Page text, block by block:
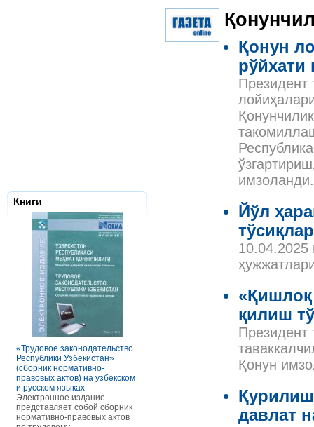
Книги
«Трудовое законодательство
Республики Узбекистан»
(сборник нормативно-
правовых актов) на узбекском
и русском языках
Электронное издание
представляет собой сборник
нормативно-правовых актов
РАСЧЕТЫ С ПЕРСОНАЛОМ II
оплаты труда отдельных
категорий работников, в
отдельных сферах и случаях.
Налоговое
Республики
Сборник
правовых
Данное
по сути
сборник
Узбекистан.
законы,
Қонун
рўйхати
Президент
имзоланди.
Йўл
10.04.2025
«Қишлоқ
қилиш
Президент
Қонун
давлат